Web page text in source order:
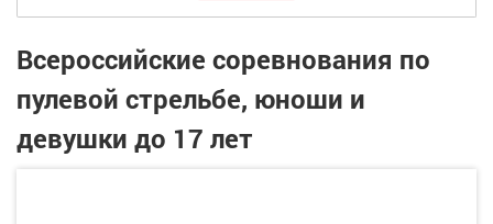
Всероссийские соревнования по
пулевой стрельбе, юноши и
девушки до 17 лет